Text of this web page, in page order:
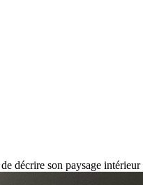
décrire son paysage